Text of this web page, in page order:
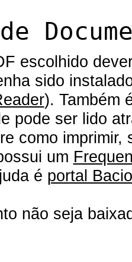
escolhido
sido
). Também
pode ser lido
como
um
é portal
não seja